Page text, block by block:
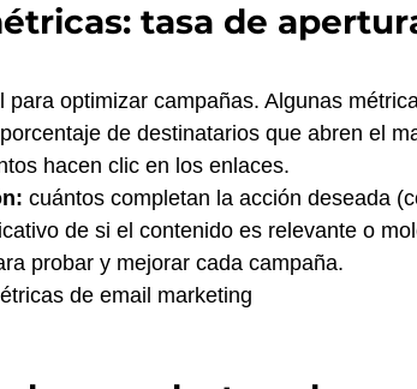
tasa de
para optimizar campañas. Algunas
porcentaje de destinatarios que abren el
hacen clic en los enlaces.
cuántos completan la acción deseada
de si el contenido es relevante o
probar y mejorar cada campaña.
de email marketing